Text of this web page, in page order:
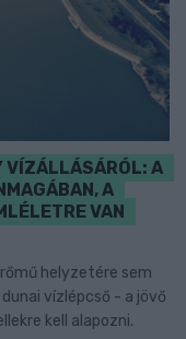
VÍZÁLLÁSÁRÓL: A
A
VAN
helyzetére sem
vízlépcső - a jövő
kell alapozni.